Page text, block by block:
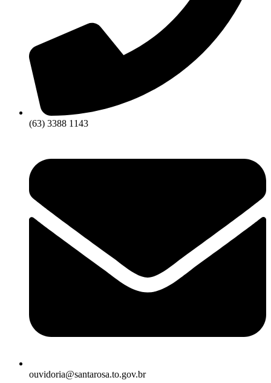
(63) 3388 1143
ouvidoria@santarosa.to.gov.br